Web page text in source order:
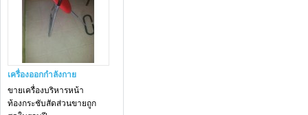
เครื่องออกกำลังกาย
ขายเครื่องบริหารหน้า
ท้องกระชับสัดส่วนขายถูก